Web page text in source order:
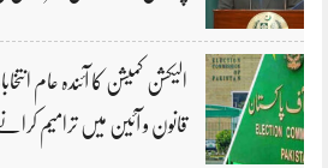
الیکشن کمیشن کا آئندہ عام
قانون و آئین میں ترامیم